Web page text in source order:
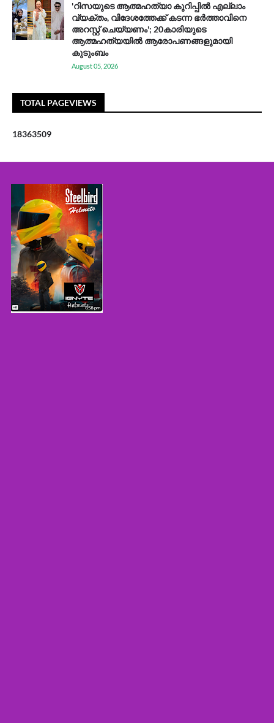
'റിസയുടെ ആത്മഹത്യാ കുറിപ്പിൽ എല്ലാം
വ്യക്തം, വിദേശത്തേക്ക് കടന്ന ഭർത്താവിനെ
അറസ്റ്റ് ചെയ്യണം'; 20കാരിയുടെ
ആത്മഹത്യയിൽ ആരോപണങ്ങളുമായി
കുടുംബം
August 05, 2026
TOTAL PAGEVIEWS
18363509